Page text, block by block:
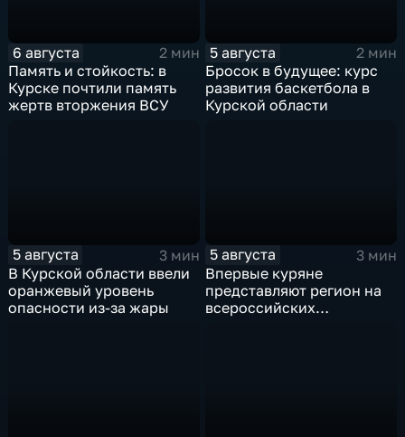
6 августа
2 мин
Память и стойкость: в
Курске почтили память
жертв вторжения ВСУ
5 августа
2 мин
Бросок в будущее: курс
развития баскетбола в
Курской области
5 августа
3 мин
В Курской области ввели
оранжевый уровень
опасности из-за жары
5 августа
3 мин
Впервые куряне
представляют регион на
всероссийских